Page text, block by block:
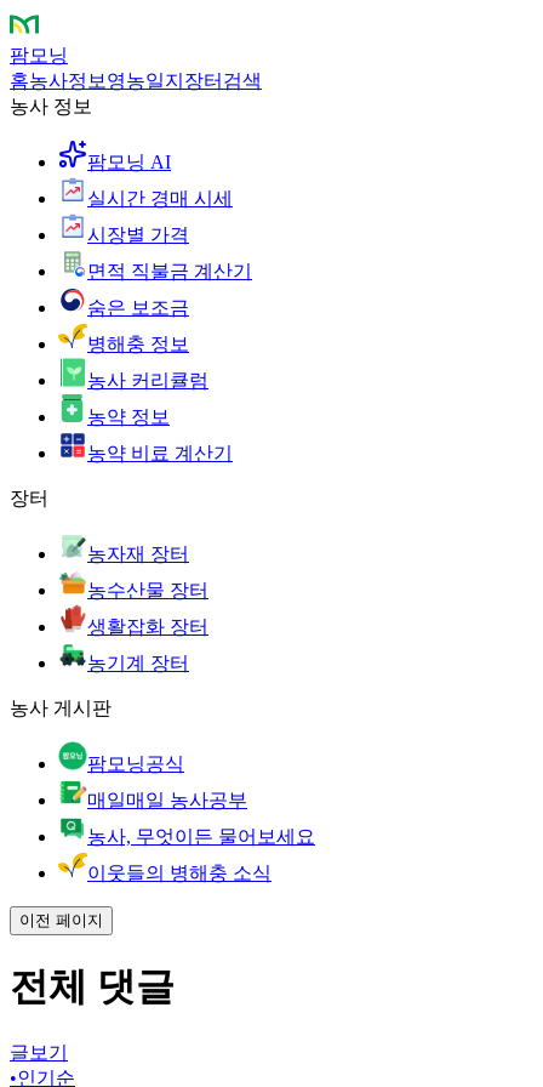
팜모닝
홈농사정보 영농일지 장터 검색
농사 정보
팜모닝 AI
실시간 경매 시세
시장별 가격
면적 직불금 계산기
숨은 보조금
병해충 정보
농사 커리큘럼
농약 정보
농약 비료 계산기
장터
농자재 장터
농수산물 장터
생활잡화 장터
농기계 장터
농사 게시판
팜모닝공식
매일매일 농사공부
농사, 무엇이든 물어보세요
이웃들의 병해충 소식
이전 페이지
전체 댓글
글보기
•인기순